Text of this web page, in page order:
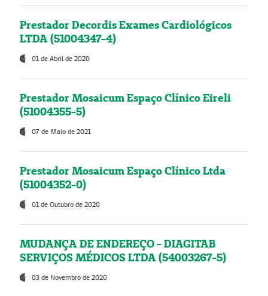
Prestador Decordis Exames Cardiológicos
LTDA (51004347-4)
01 de Abril de 2020
Prestador Mosaicum Espaço Clínico Eireli
(51004355-5)
07 de Maio de 2021
Prestador Mosaicum Espaço Clínico Ltda
(51004352-0)
01 de Outubro de 2020
MUDANÇA DE ENDEREÇO - DIAGITAB
SERVIÇOS MÉDICOS LTDA (54003267-5)
03 de Novembro de 2020